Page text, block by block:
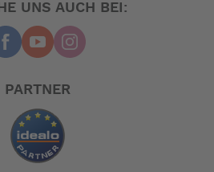
UNS AUCH BEI:
PARTNER